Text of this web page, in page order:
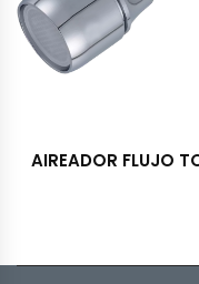
AIREADOR FLUJO